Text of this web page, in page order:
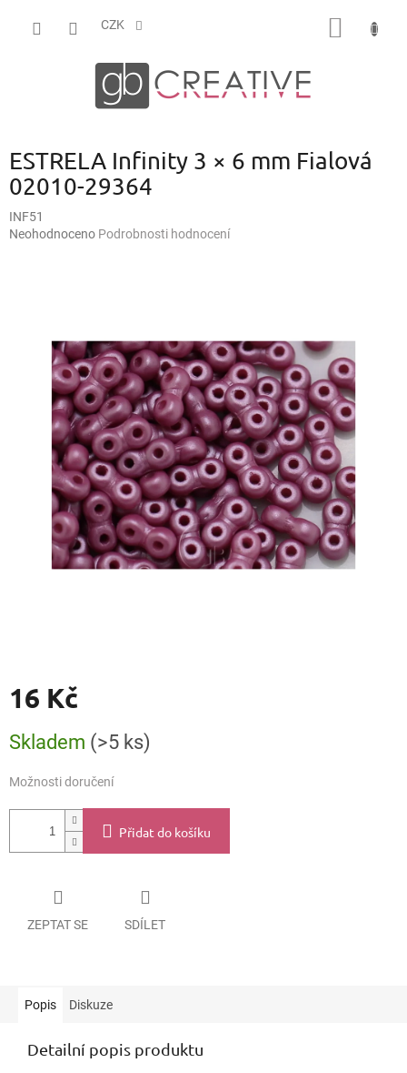
CZK
ESTRELA Infinity 3 × 6 mm Fialová
02010-29364
INF51
Průměrné
hvězdiček.
Neohodnoceno Podrobnosti hodnocení
16 Kč
cena:
Skladem (>5 ks)
Možnosti doručení
Přidat do košíku
ZEPTAT SE SDÍLET
Popis Diskuze
Detailní popis produktu